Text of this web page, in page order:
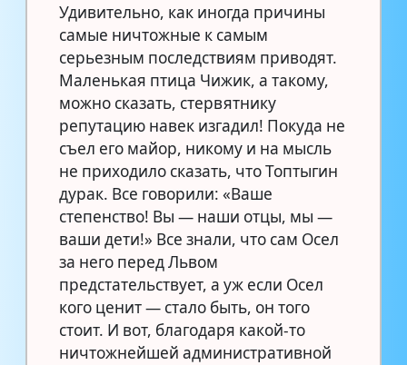
Удивительно, как иногда причины
самые ничтожные к самым
серьезным последствиям приводят.
Маленькая птица Чижик, а такому,
можно сказать, стервятнику
репутацию навек изгадил! Покуда не
съел его майор, никому и на мысль
не приходило сказать, что Топтыгин
дурак. Все говорили: «Ваше
степенство! Вы — наши отцы, мы —
ваши дети!» Все знали, что сам Осел
за него перед Львом
предстательствует, а уж если Осел
кого ценит — стало быть, он того
стоит. И вот, благодаря какой-то
ничтожнейшей административной